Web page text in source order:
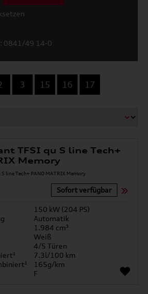
0841/49 14-0
3 15 16 17
TFSI qu S line Tech+
Memory
Sofort verfügbar
150 kW (204 PS)
Automatik
1.984 cm³
Weiß
4/5 Türen
7.3l/100 km
165g/km
F